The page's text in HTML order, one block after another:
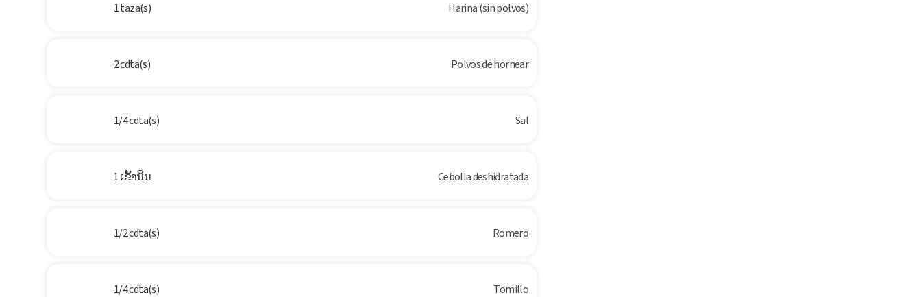
1 taza(s) Harina (sin polvos)
2 cdta(s) Polvos de hornear
1/4 cdta(s) Sal
1 ເຂົ້ານິນ Cebolla deshidratada
1/2 cdta(s) Romero
1/4 cdta(s) Tomillo